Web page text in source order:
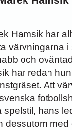
mot Kalmar FFs...
i...
Häcken J
Silly Season
Hamsik har
värvningarna i
och
har redan
Att
spelstil, hans
dessutom med